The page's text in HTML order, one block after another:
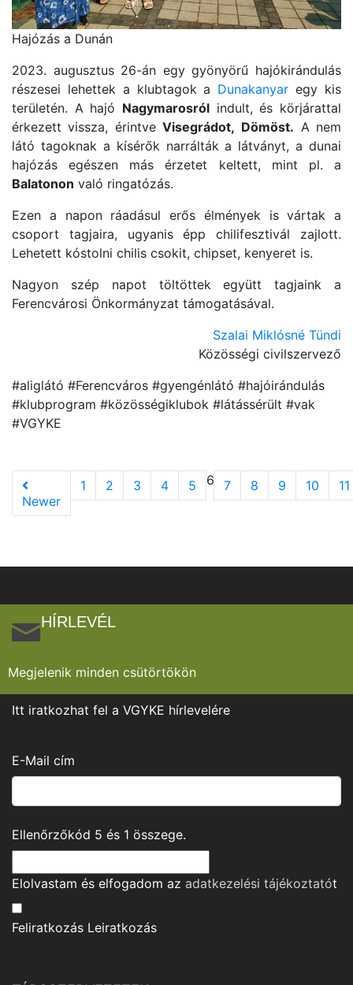
Hajózás a Dunán
2023. augusztus 26-án egy gyönyörű hajókirándulás
részesei lehettek a klubtagok a Dunakanyar egy kis
területén. A hajó Nagymarosról indult, és körjárattal
érkezett vissza, érintve Visegrádot, Dömöst. A nem
látó tagoknak a kísérők narrálták a látványt, a dunai
hajózás egészen más érzetet keltett, mint pl. a
Balatonon való ringatózás.
Ezen a napon ráadásul erős élmények is vártak a
csoport tagjaira, ugyanis épp chilifesztivál zajlott.
Lehetett kóstolni chilis csokit, chipset, kenyeret is.
Nagyon szép napot töltöttek együtt tagjaink a
Ferencvárosi Önkormányzat támogatásával.
Szalai Miklósné Tündi
Közösségi civilszervező
#aliglátó #Ferencváros #gyengénlátó #hajóirándulás
#klubprogram #közösségiklubok #látássérült #vak
#VGYKE
Newer
1 2 3 4 5 6 7 8 9 10 11
HÍRLEVÉL
Megjelenik minden csütörtökön
Itt iratkozhat fel a VGYKE hírlevelére
E-Mail cím
Ellenőrzőkód 5 és 1 összege.
Elolvastam és elfogadom az adatkezelési tájékoztatót
Feliratkozás Leiratkozás